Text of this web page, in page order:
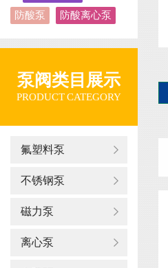
防酸泵
防酸离心泵
泵阀类目展示
PRODUCT CATEGORY
氟塑料泵
不锈钢泵
磁力泵
离心泵